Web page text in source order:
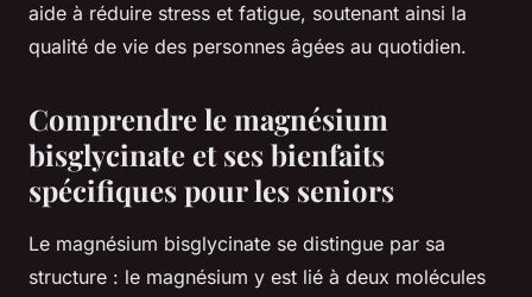
aide à réduire stress et fatigue, soutenant ainsi la
qualité de vie des personnes âgées au quotidien.
Comprendre le magnésium
bisglycinate et ses bienfaits
spécifiques pour les seniors
Le magnésium bisglycinate se distingue par sa
structure : le magnésium y est lié à deux molécules